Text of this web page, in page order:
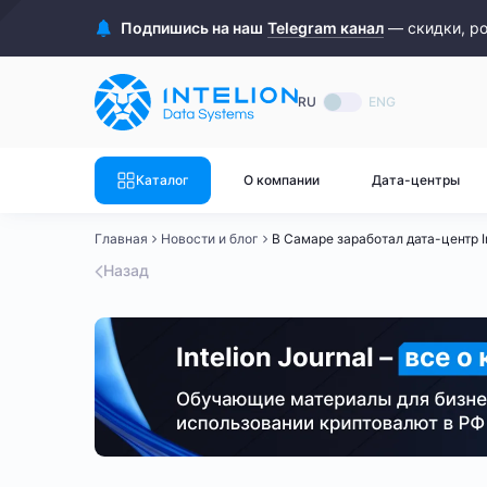
Подпишись на наш Telegram канал — скидки,
RU ENG
Каталог О компании Дата-центры
ASIC майнеры
Bitmain
Innosilicon
Iceriver
Смотреть весь каталог
Готовый
Готовый
Готовый
Готовый
Готовый
Главная Новости и блог
Назад